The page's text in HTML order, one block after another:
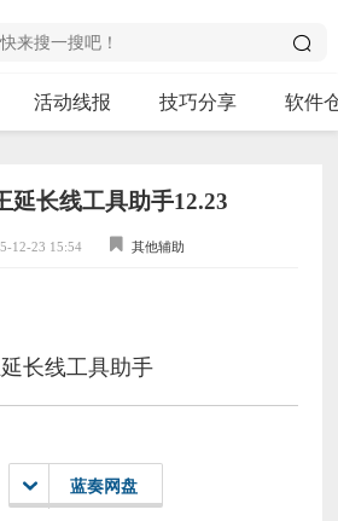
活动线报 技巧分享 软件
延长线工具助手12.23
12-23 15:54 其他辅助
长线工具助手
蓝奏网盘